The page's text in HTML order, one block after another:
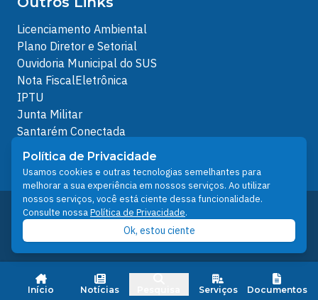
Início Notícias Serviços Documentos
Licenciamento Ambiental
Plano Diretor e Setorial
Ouvidoria Municipal do SUS
Nota FiscalEletrônica
IPTU
Junta Militar
Santarém Conectada
Política de Privacidade
People illustrations by Storyset
Desenvolvido pelo Núcleo Técnico de Gestão de
Tecnologia da Informação - NTI
Prefeitura de Santarém © 2026
Política de Privacidade
Usamos cookies e outras tecnologias semelhantes para
melhorar a sua experiência em nossos serviços. Ao utilizar
nossos serviços, você está ciente dessa funcionalidade.
Consulte nossaPolítica de Privacidade.
Ok, estou ciente